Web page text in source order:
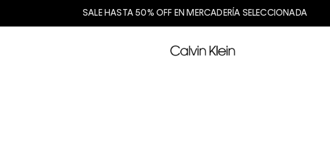
SALE HASTA 50% OFF EN MERCADERÍA SELECCIONADA